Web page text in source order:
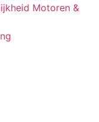
Motoren &